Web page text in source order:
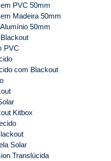
PVC 50mm
Madeira 50mm
50mm
PVC
com Blackout
Kitbox
Solar
Translúcida